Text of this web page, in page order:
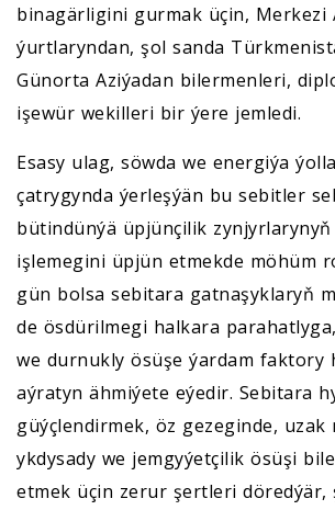
binagärligini gurmak üçin, Merkezi
ýurtlaryndan, şol sanda
Günorta Aziýadan bilermenleri,
işewür wekilleri bir ýere jemledi.
Esasy ulag, söwda we energiýa
çatrygynda ýerleşýän bu sebitler
bütindünýä üpjünçilik
işlemegini üpjün etmekde möhüm
gün bolsa sebitara gatnaşyklaryň
de ösdürilmegi halkara
we durnukly ösüşe ýardam faktory
aýratyn ähmiýete eýedir. Sebitara
güýçlendirmek, öz gezeginde, uzak
ykdysady we jemgyýetçilik ösüşi
etmek üçin zerur şertleri döredýär,